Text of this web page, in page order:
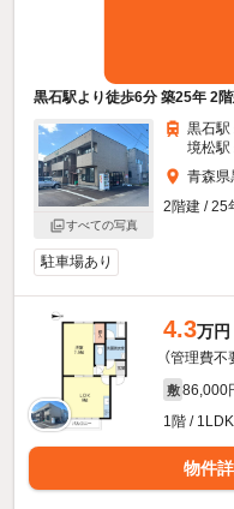
黒石駅より徒歩6分 築25年 2
すべての写真
黒石駅
境松駅
青森県
2階建 / 25
駐車場あり
4.3万円
（管理費不
敷 86,000
1階 /
物件